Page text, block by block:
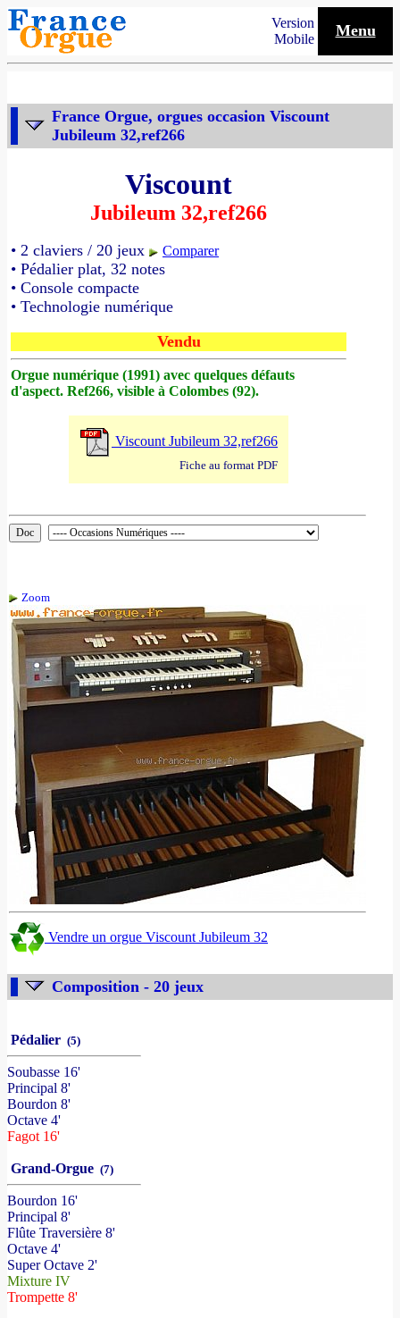
Version
Mobile
Menu
France Orgue, orgues occasion Viscount
Jubileum 32,ref266
Viscount
Jubileum 32,ref266
• 2 claviers / 20 jeux Comparer
• Pédalier plat, 32 notes
• Console compacte
• Technologie numérique
Vendu
Orgue numérique (1991) avec quelques défauts
d'aspect. Ref266, visible à Colombes (92).
Viscount Jubileum 32,ref266
Fiche au format PDF
Zoom
Vendre un orgue Viscount Jubileum 32
Composition - 20 jeux
Pédalier (5)
Soubasse 16'
Principal 8'
Bourdon 8'
Octave 4'
Fagot 16'
Grand-Orgue (7)
Bourdon 16'
Principal 8'
Flûte Traversière 8'
Octave 4'
Super Octave 2'
Mixture IV
Trompette 8'